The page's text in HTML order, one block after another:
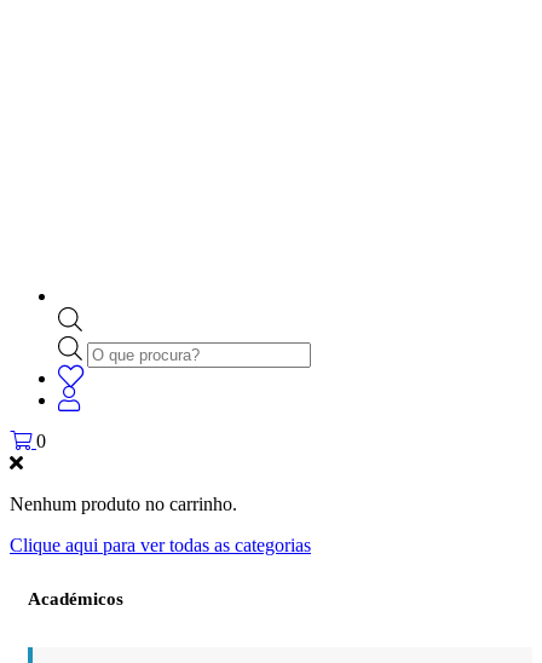
Products
search
0
Nenhum produto no carrinho.
Clique aqui para ver todas as categorias
Académicos